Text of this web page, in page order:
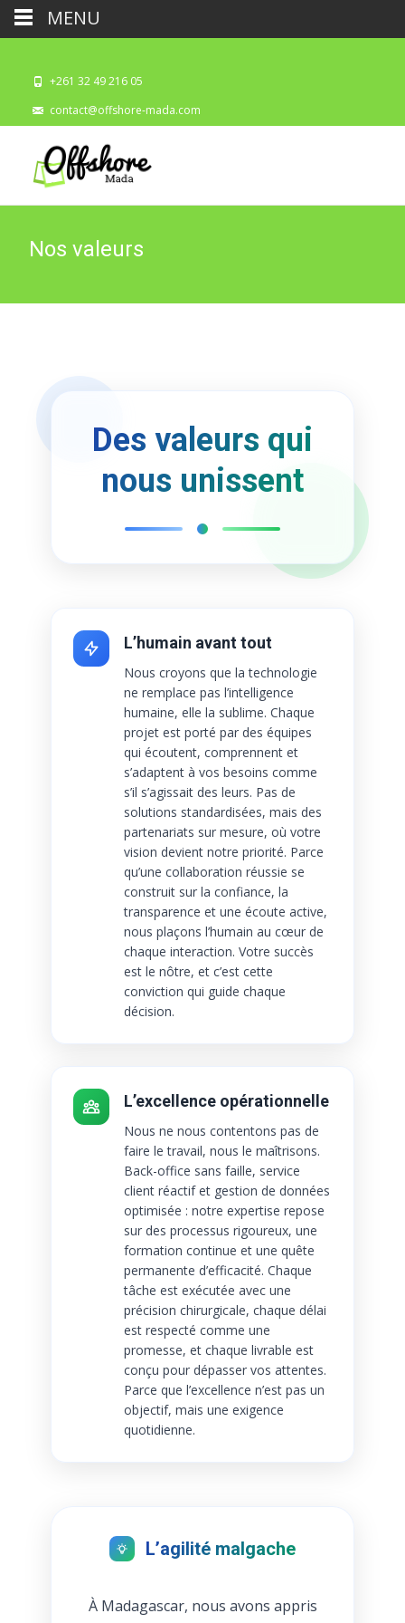
+261 32 49 216 05
contact@offshore-mada.com
Nos valeurs
Des valeurs qui
nous unissent
L’humain avant tout
Nous croyons que la technologie
ne remplace pas l’intelligence
humaine, elle la sublime. Chaque
projet est porté par des équipes
qui écoutent, comprennent et
s’adaptent à vos besoins comme
s’il s’agissait des leurs. Pas de
solutions standardisées, mais des
partenariats sur mesure, où votre
vision devient notre priorité. Parce
qu’une collaboration réussie se
construit sur la confiance, la
transparence et une écoute active,
nous plaçons l’humain au cœur de
chaque interaction. Votre succès
est le nôtre, et c’est cette
conviction qui guide chaque
décision.
L’excellence opérationnelle
Nous ne nous contentons pas de
faire le travail, nous le maîtrisons.
Back-office sans faille, service
client réactif et gestion de données
optimisée : notre expertise repose
sur des processus rigoureux, une
formation continue et une quête
permanente d’efficacité. Chaque
tâche est exécutée avec une
précision chirurgicale, chaque délai
est respecté comme une
promesse, et chaque livrable est
conçu pour dépasser vos attentes.
Parce que l’excellence n’est pas un
objectif, mais une exigence
quotidienne.
L’agilité malgache
À Madagascar, nous avons appris
MENU